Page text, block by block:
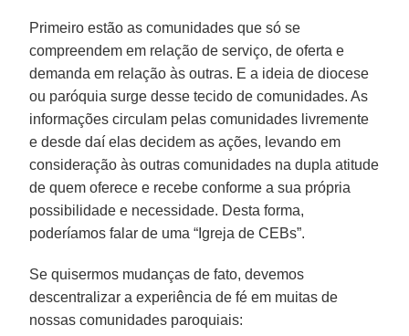
Primeiro estão as comunidades que só se
compreendem em relação de serviço, de oferta e
demanda em relação às outras. E a ideia de diocese
ou paróquia surge desse tecido de comunidades. As
informações circulam pelas comunidades livremente
e desde daí elas decidem as ações, levando em
consideração às outras comunidades na dupla atitude
de quem oferece e recebe conforme a sua própria
possibilidade e necessidade. Desta forma,
poderíamos falar de uma “Igreja de CEBs”.
Se quisermos mudanças de fato, devemos
descentralizar a experiência de fé em muitas de
nossas comunidades paroquiais: